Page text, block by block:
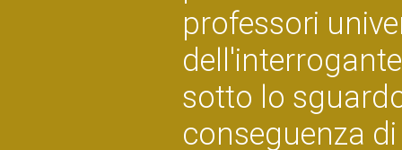
professori
sotto lo
conseguenza